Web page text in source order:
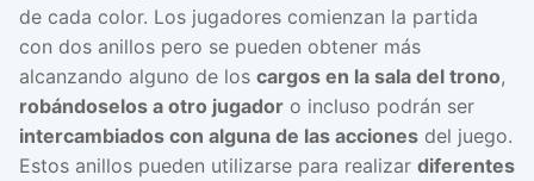
de cada color. Los jugadores comienzan la partida
con dos anillos pero se pueden obtener más
alcanzando alguno de los cargos en la sala del trono,
robándoselos a otro jugador o incluso podrán ser
intercambiados con alguna de las acciones del juego.
Estos anillos pueden utilizarse para realizar diferentes